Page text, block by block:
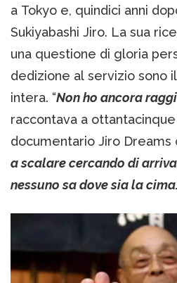
a Tokyo e, quindici anni
Sukiyabashi Jiro. La sua
una questione di gloria
dedizione al servizio sono
intera. “Non ho ancora
raccontava a
documentario Jiro Dreams
a scalare cercando di
nessuno sa dove sia la